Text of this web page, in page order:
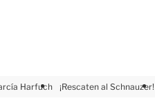
Harfuch ¡Rescaten al Schnauzer!